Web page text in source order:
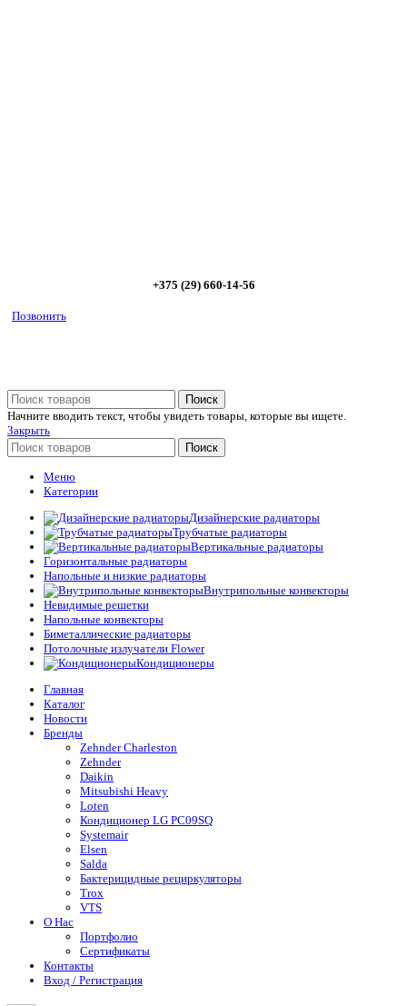
+375 (29) 660-14-56
Позвонить
Поиск
Начните вводить текст, чтобы увидеть товары, которые вы ищете.
Закрыть
Поиск
Меню
Категории
Дизайнерские радиаторы
Трубчатые радиаторы
Вертикальные радиаторы
Горизонтальные радиаторы
Напольные и низкие радиаторы
Внутрипольные конвекторы
Невидимые решетки
Напольные конвекторы
Биметаллические радиаторы
Потолочные излучатели Flower
Кондиционеры
Главная
Каталог
Новости
Бренды
Zehnder Charleston
Zehnder
Daikin
Mitsubishi Heavy
Loten
Кондиционер LG PC09SQ
Systemair
Elsen
Salda
Бактерицидные рециркуляторы
Trox
VTS
О Нас
Портфолио
Сертификаты
Контакты
Вход / Регистрация